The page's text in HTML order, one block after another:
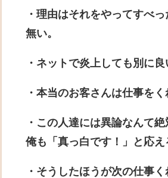
・理由はそれをやってすべ
無い。
・ネットで炎上しても別に
・本当のお客さんは仕事を
・この人達には異論なんて
俺も「真っ白です！」と応え
・そうしたほうが次の仕事く